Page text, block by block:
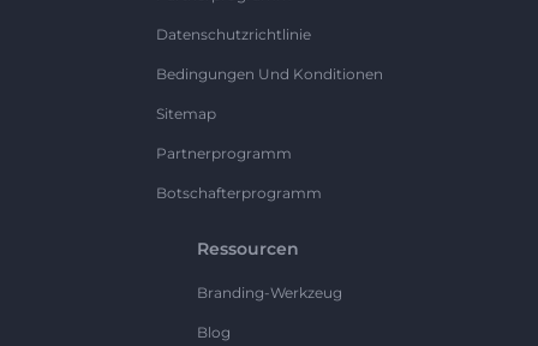
Datenschutzrichtlinie
Bedingungen Und Konditionen
Sitemap
Partnerprogramm
Botschafterprogramm
Ressourcen
Branding-Werkzeug
Blog